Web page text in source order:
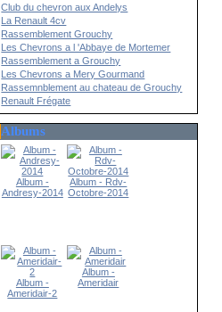
Club du chevron aux Andelys
La Renault 4cv
Rassemblement Grouchy
Les Chevrons a l 'Abbaye de Mortemer
Rassemblement a Grouchy
Les Chevrons a Mery Gourmand
Rassemnblement au chateau de Grouchy
Renault Frégate
Albums
Album -
Andresy-2014
Album - Rdv-
Octobre-2014
Album -
Ameridair-2
Album -
Ameridair